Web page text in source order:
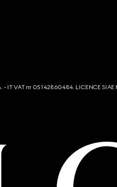
IT VAT nr 05142860484. LICENCE